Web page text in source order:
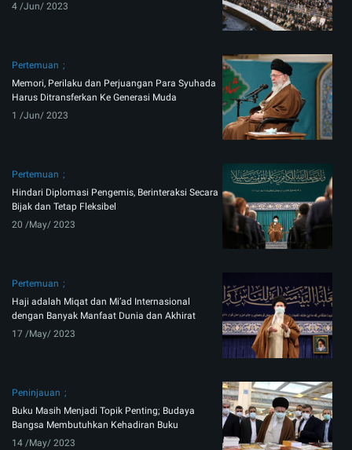
4 /Jun/ 2023
Pertemuan
Memori, Perilaku dan Perjuangan Para Syuhada
Harus Ditransferkan Ke Generasi Muda
1 /Jun/ 2023
Pertemuan
Hindari Diplomasi Pengemis, Berinteraksi Secara
Bijak dan Tetap Fleksibel
20 /May/ 2023
Pertemuan
Haji adalah Miqat dan Mi’ad Internasional
dengan Banyak Manfaat Dunia dan Akhirat
17 /May/ 2023
Peninjauan
Buku Masih Menjadi Topik Penting; Budaya
Bangsa Membutuhkan Kehadiran Buku
14 /May/ 2023